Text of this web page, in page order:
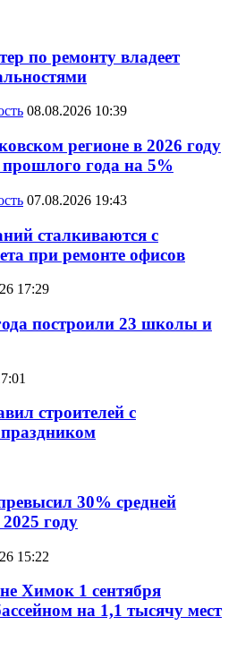
по ремонту владеет
08.08.2026 10:39
регионе в 2026 году
прошлого года на 5%
07.08.2026 19:43
сталкиваются с
при ремонте офисов
17:29
построили 23 школы и
строителей с
30% средней
году
15:22
Химок 1 сентября
на 1,1 тысячу мест